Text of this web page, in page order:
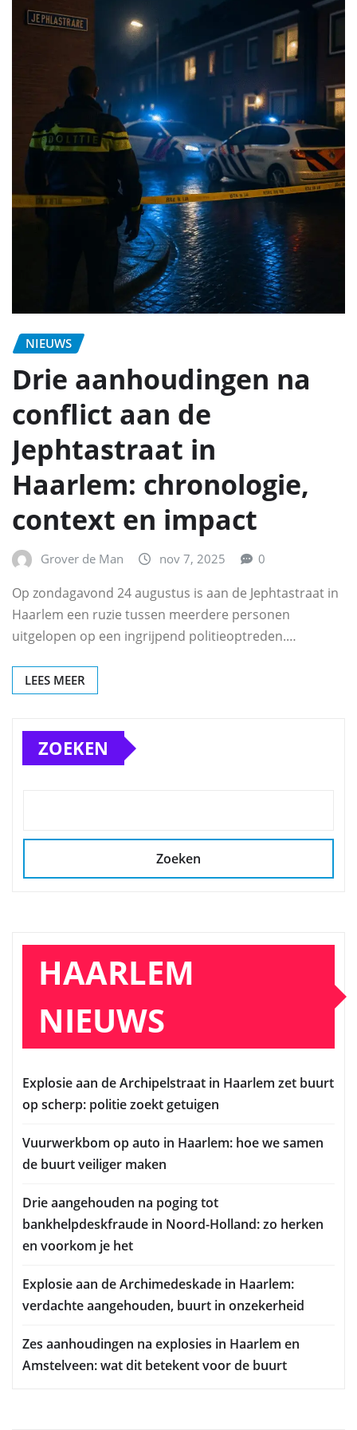
NIEUWS
Drie aanhoudingen na
conflict aan de
Jephtastraat in
Haarlem: chronologie,
context en impact
Grover de Man nov 7, 2025 0
Op zondagavond 24 augustus is aan de Jephtastraat in
Haarlem een ruzie tussen meerdere personen
uitgelopen op een ingrijpend politieoptreden.…
LEES MEER
ZOEKEN
Zoeken
HAARLEM
NIEUWS
Explosie aan de Archipelstraat in Haarlem zet buurt
op scherp: politie zoekt getuigen
Vuurwerkbom op auto in Haarlem: hoe we samen
de buurt veiliger maken
Drie aangehouden na poging tot
bankhelpdeskfraude in Noord-Holland: zo herken
en voorkom je het
Explosie aan de Archimedeskade in Haarlem:
verdachte aangehouden, buurt in onzekerheid
Zes aanhoudingen na explosies in Haarlem en
Amstelveen: wat dit betekent voor de buurt